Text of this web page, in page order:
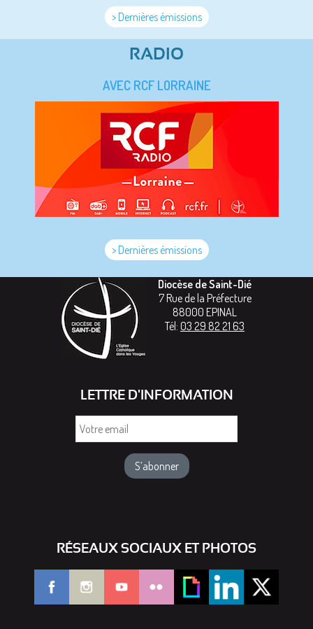
> Dernières émissions
RADIO
AVEC RCF LORRAINE
> Dernières émissions
Diocèse de Saint-Dié
7 Rue de la Préfecture
88000 EPINAL
Tél: 03 29 82 21 63
LETTRE D'INFORMATION
RÉSEAUX SOCIAUX ET PHOTOS